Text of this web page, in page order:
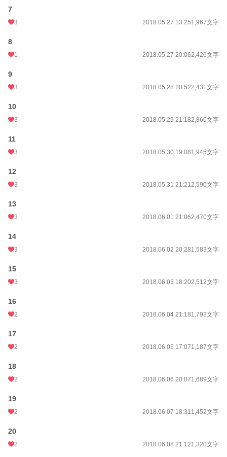
7
3 2018.05.27 13:251,967文字
8
1 2018.05.27 20:062,426文字
9
3 2018.05.28 20:522,431文字
10
3 2018.05.29 21:182,860文字
11
3 2018.05.30 19:081,945文字
12
3 2018.05.31 21:212,590文字
13
3 2018.06.01 21:062,470文字
14
3 2018.06.02 20:281,583文字
15
3 2018.06.03 18:202,512文字
16
2 2018.06.04 21:181,793文字
17
2 2018.06.05 17:071,187文字
18
2 2018.06.06 20:071,689文字
19
2 2018.06.07 18:311,452文字
20
2 2018.06.08 21:121,320文字